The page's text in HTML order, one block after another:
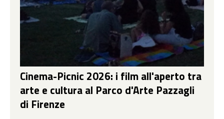
Cinema-Picnic 2026: i film all'aperto tra
arte e cultura al Parco d'Arte Pazzagli
di Firenze